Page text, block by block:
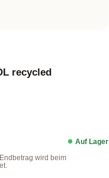
recycled
wird beim
Auf Lager